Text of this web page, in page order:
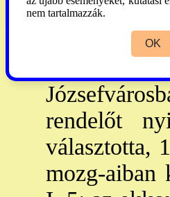
sebész,
1924: a
koráig
rendelőt
választotta,
mozg-aiban
nem tartalmazzák.
OK